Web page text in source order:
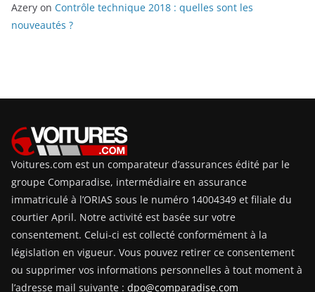
Azery on Contrôle technique 2018 : quelles sont les
nouveautés ?
Voitures.com est un comparateur d’assurances édité par le
groupe Comparadise, intermédiaire en assurance
immatriculé à l’ORIAS sous le numéro 14004349 et filiale du
courtier April. Notre activité est basée sur votre
consentement. Celui-ci est collecté conformément à la
législation en vigueur. Vous pouvez retirer ce consentement
ou supprimer vos informations personnelles à tout moment à
l’adresse mail suivante : dpo@comparadise.com